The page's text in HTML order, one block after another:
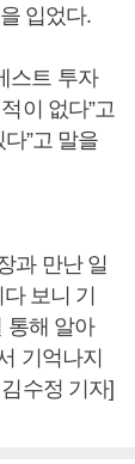
입었다.
스트 투자
이 없다”고
”고 말을
과 만난 일
보니 기
통해 알아
기억나지
수정 기자]